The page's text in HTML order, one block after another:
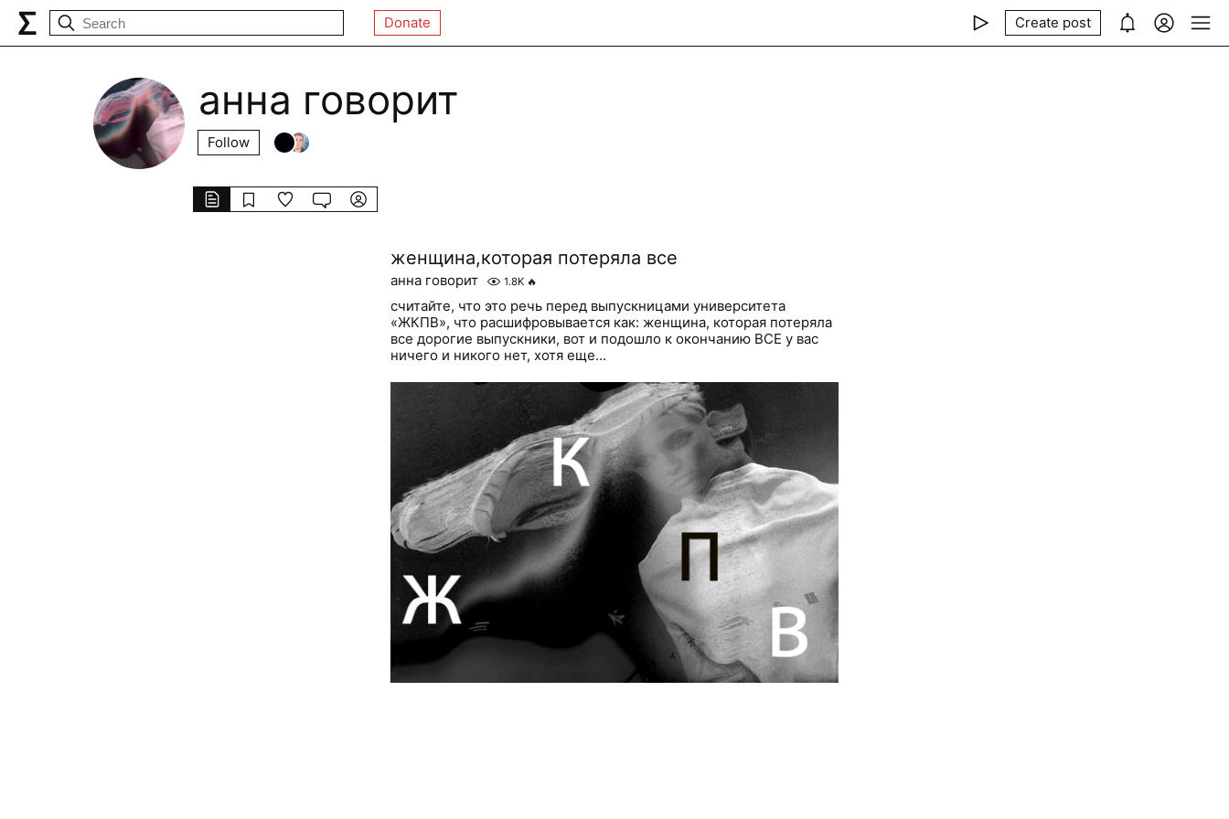
Donate Create post
анна говорит
Follow
женщина,которая потеряла все
анна говорит 1.8K 🔥
считайте, что это речь перед выпускницами университета
«ЖКПВ», что расшифровывается как: женщина, которая потеряла
все дорогие выпускники, вот и подошло к окончанию ВСЕ у вас
ничего и никого нет, хотя еще...